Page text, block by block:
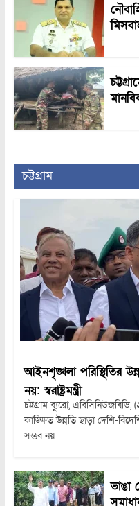
চট্টগ্রাম
আইনশৃঙ্খলা পরিস্থিতির
নয়: স্বরাষ্ট্রমন্ত্রী
চট্টগ্রাম ব্যুরো,
কাঙ্ক্ষিত উন্নতি ছাড়া দেশি-
সম্ভব নয়
ভাঙা